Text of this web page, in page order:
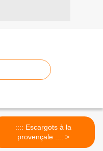
:::: Escargots à la
provençale :::: >